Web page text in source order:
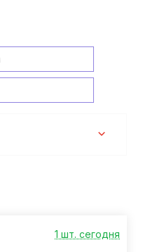
1 шт. сегодня